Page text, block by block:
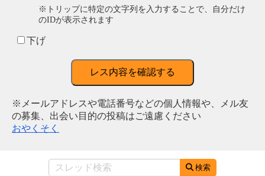
※トリップに特定の文字列を入力することで、自分だけ
のIDが表示されます
下げ
レス内容を確認する
※メールアドレスや電話番号などの個人情報や、メル友
の募集、出会い目的の投稿はご遠慮ください
おやくそく
検索